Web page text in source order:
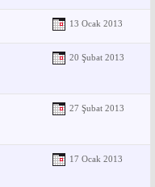
13 Ocak 2013
20 Şubat 2013
27 Şubat 2013
17 Ocak 2013